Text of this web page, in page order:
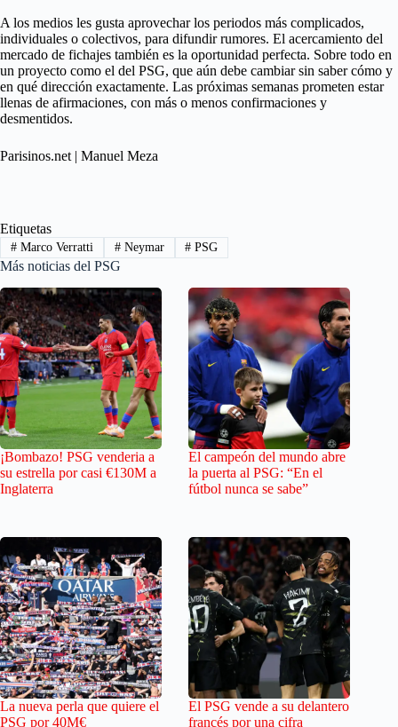
A los medios les gusta aprovechar los periodos más complicados,
individuales o colectivos, para difundir rumores. El acercamiento del
mercado de fichajes también es la oportunidad perfecta. Sobre todo en
un proyecto como el del PSG, que aún debe cambiar sin saber cómo y
en qué dirección exactamente. Las próximas semanas prometen estar
llenas de afirmaciones, con más o menos confirmaciones y
desmentidos.
Parisinos.net | Manuel Meza
Etiquetas
#Marco Verratti #Neymar # PSG
Más noticias del PSG
¡Bombazo! PSG venderia a
su estrella por casi €130M a
Inglaterra
El campeón del mundo abre
la puerta al PSG: “En el
fútbol nunca se sabe”
La nueva perla que quiere el
PSG por 40M€
El PSG vende a su delantero
francés por una cifra